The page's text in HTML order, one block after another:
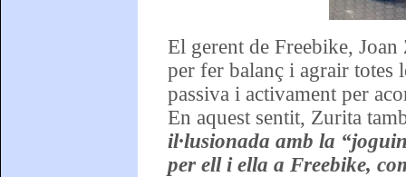
El gerent de Freebike,
per fer balanç i agrair totes
passiva i activament per
En aquest sentit, Zurita
il·lusionada amb la
per ell i ella a Freebike,